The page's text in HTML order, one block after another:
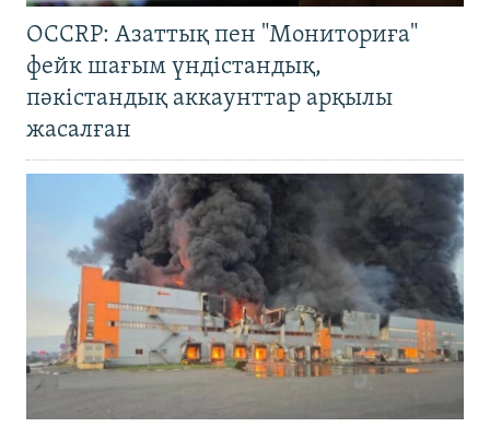
OCCRP: Азаттық пен "Мониториға"
фейк шағым үндістандық,
пәкістандық аккаунттар арқылы
жасалған